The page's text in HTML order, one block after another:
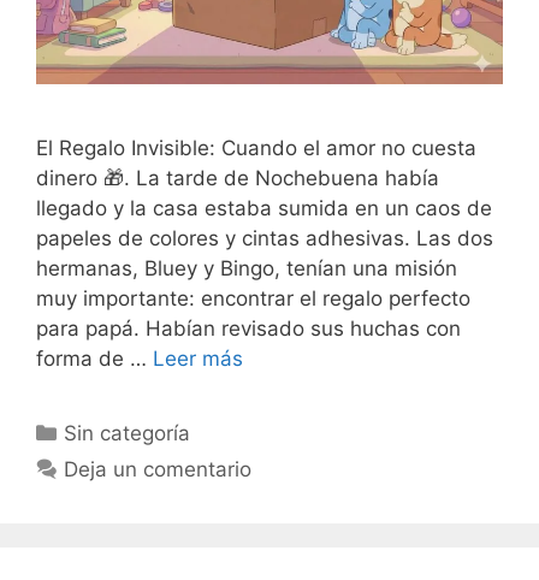
El Regalo Invisible: Cuando el amor no cuesta
dinero 🎁. La tarde de Nochebuena había
llegado y la casa estaba sumida en un caos de
papeles de colores y cintas adhesivas. Las dos
hermanas, Bluey y Bingo, tenían una misión
muy importante: encontrar el regalo perfecto
para papá. Habían revisado sus huchas con
forma de … Leer más
Categorías
Sin categoría
Deja un comentario